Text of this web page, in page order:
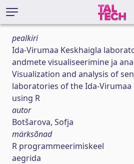
pealkiri
Ida-Virumaa Keskhaigla
andmete visualiseerimine ja
Visualization and analysis of
laboratories of the Ida-
using R
autor
Botšarova, Sofja
märksõnad
R programmeerimiskeel
aegrida